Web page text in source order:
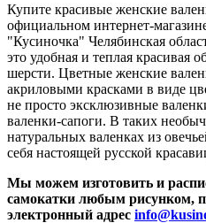
Купите красивые женские
официальном интернет-
"Кусиночка" Челябинская
это удобная и теплая красивая
шерсти. Цветные женские
акриловыми красками в виде
не просто эксклюзивные
валенки-сапоги. В таких
натуральных валенках из
себя настоящей русской
Мы можем изготовить и
самокатки любым рисунком,
электронный адрес